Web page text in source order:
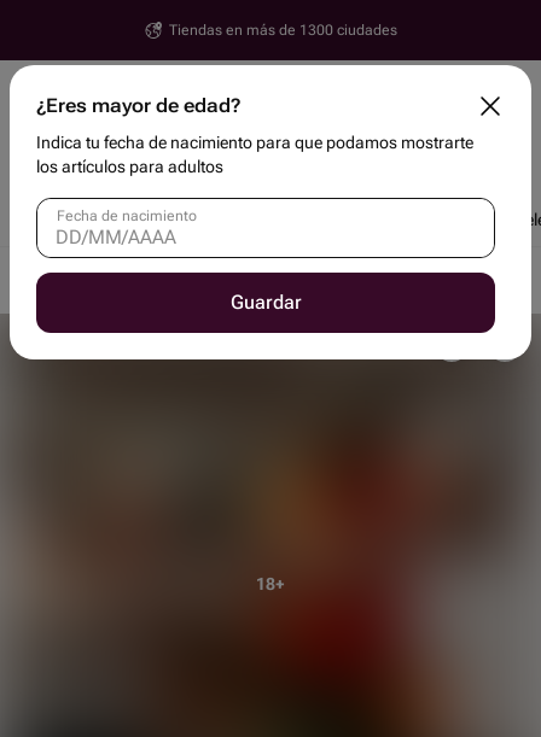
Tiendas en más de 1300 ciudades
Calle y número, ciudad
Buscar artículos y tiendas
Tendencias Descuentos
Entrega rápida en Mytishchi Tarjetas de regalo en Mytishchi
¿Eres mayor de edad?
Indica tu fecha de nacimiento para que podamos mostrarte
los artículos para adultos
Fecha de nacimiento
Guardar